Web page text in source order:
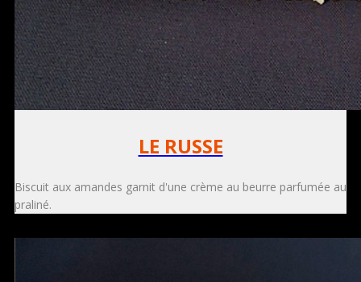
LE RUSSE
Biscuit aux amandes garnit d'une crème au beurre parfumée au
praliné.